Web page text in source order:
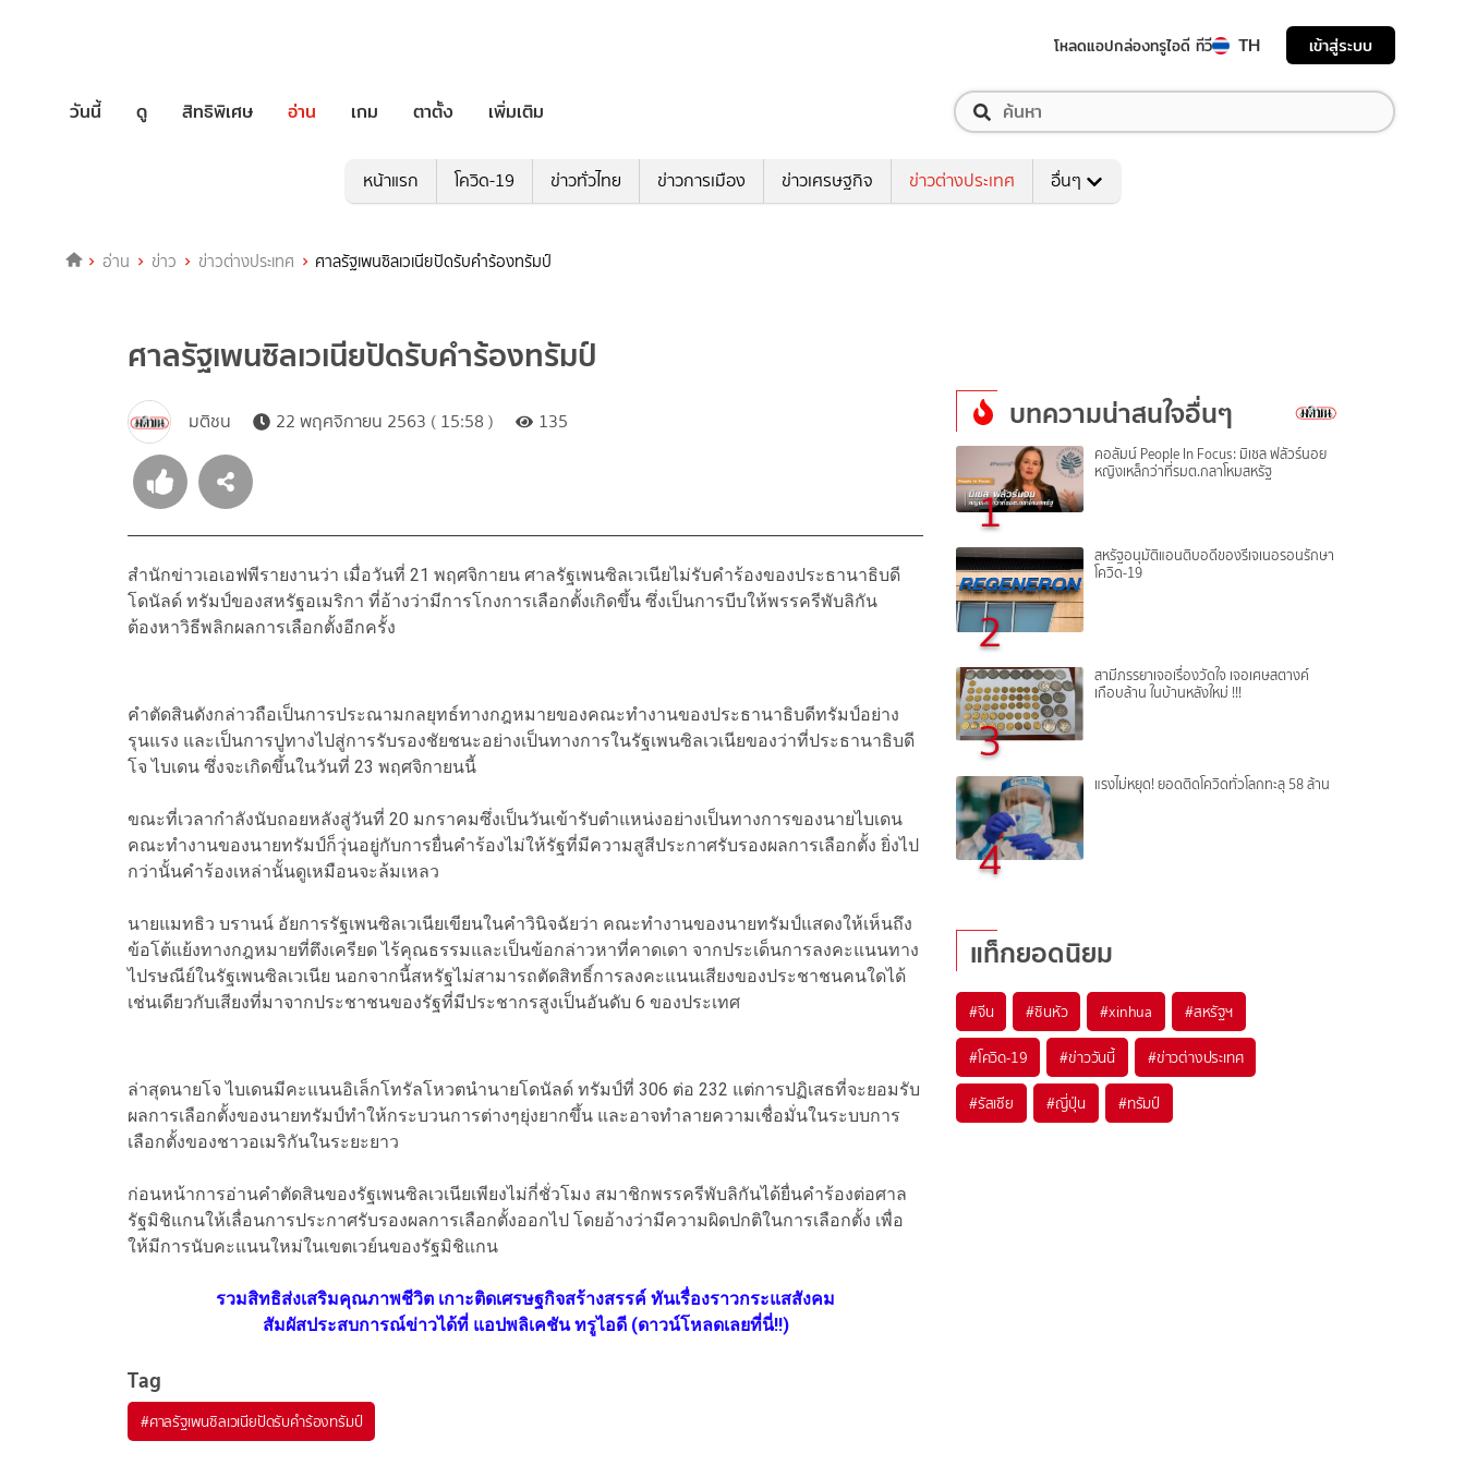
โหลดแอปกล่องทรูไอดี ทีวี TH เข้าสู่ระบบ
วันนี้ ดู สิทธิพิเศษ อ่าน เกม ตาตั้ง เพิ่มเติม
หน้าแรก โควิด-19 ข่าวทั่วไทย ข่าวการเมือง ข่าวเศรษฐกิจ ข่าวต่างประเทศ อื่นๆ
อ่าน ข่าว ข่าวต่างประเทศ ศาลรัฐเพนซิลเวเนียปัดรับคำร้องทรัมป์
ศาลรัฐเพนซิลเวเนียปัดรับคำร้องทรัมป์
มติชน 22 พฤศจิกายน 2563 ( 15:58 ) 135
สำนักข่าวเอเอฟพีรายงานว่า เมื่อวันที่ 21 พฤศจิกายน ศาลรัฐเพนซิลเวเนียไม่รับคำร้องของประธานาธิบดี
โดนัลด์ ทรัมป์ของสหรัฐอเมริกา ที่อ้างว่ามีการโกงการเลือกตั้งเกิดขึ้น ซึ่งเป็นการบีบให้พรรครีพับลิกัน
ต้องหาวิธีพลิกผลการเลือกตั้งอีกครั้ง
คำตัดสินดังกล่าวถือเป็นการประณามกลยุทธ์ทางกฎหมายของคณะทำงานของประธานาธิบดีทรัมป์อย่าง
รุนแรง และเป็นการปูทางไปสู่การรับรองชัยชนะอย่างเป็นทางการในรัฐเพนซิลเวเนียของว่าที่ประธานาธิบดี
โจ ไบเดน ซึ่งจะเกิดขึ้นในวันที่ 23 พฤศจิกายนนี้
ขณะที่เวลากำลังนับถอยหลังสู่วันที่ 20 มกราคมซึ่งเป็นวันเข้ารับตำแหน่งอย่างเป็นทางการของนายไบเดน
คณะทำงานของนายทรัมป์ก็วุ่นอยู่กับการยื่นคำร้องไม่ให้รัฐที่มีความสูสีประกาศรับรองผลการเลือกตั้ง ยิ่งไป
กว่านั้นคำร้องเหล่านั้นดูเหมือนจะล้มเหลว
นายแมทธิว บรานน์ อัยการรัฐเพนซิลเวเนียเขียนในคำวินิจฉัยว่า คณะทำงานของนายทรัมป์แสดงให้เห็นถึง
ข้อโต้แย้งทางกฎหมายที่ตึงเครียด ไร้คุณธรรมและเป็นข้อกล่าวหาที่คาดเดา จากประเด็นการลงคะแนนทาง
ไปรษณีย์ในรัฐเพนซิลเวเนีย นอกจากนี้สหรัฐไม่สามารถตัดสิทธิ์การลงคะแนนเสียงของประชาชนคนใดได้
เช่นเดียวกับเสียงที่มาจากประชาชนของรัฐที่มีประชากรสูงเป็นอันดับ 6 ของประเทศ
ล่าสุดนายโจ ไบเดนมีคะแนนอิเล็กโทรัลโหวตนำนายโดนัลด์ ทรัมป์ที่ 306 ต่อ 232 แต่การปฏิเสธที่จะยอมรับ
ผลการเลือกตั้งของนายทรัมป์ทำให้กระบวนการต่างๆยุ่งยากขึ้น และอาจทำลายความเชื่อมั่นในระบบการ
เลือกตั้งของชาวอเมริกันในระยะยาว
ก่อนหน้าการอ่านคำตัดสินของรัฐเพนซิลเวเนียเพียงไม่กี่ชั่วโมง สมาชิกพรรครีพับลิกันได้ยื่นคำร้องต่อศาล
รัฐมิชิแกนให้เลื่อนการประกาศรับรองผลการเลือกตั้งออกไป โดยอ้างว่ามีความผิดปกติในการเลือกตั้ง เพื่อ
ให้มีการนับคะแนนใหม่ในเขตเวย์นของรัฐมิชิแกน
รวมสิทธิส่งเสริมคุณภาพชีวิต เกาะติดเศรษฐกิจสร้างสรรค์ ทันเรื่องราวกระแสสังคม
สัมผัสประสบการณ์ข่าวได้ที่ แอปพลิเคชัน ทรูไอดี (ดาวน์โหลดเลยที่นี่!!)
Tag
#ศาลรัฐเพนซิลเวเนียปัดรับคำร้องทรัมป์
บทความน่าสนใจอื่นๆ
1
คอลัมน์ People In Focus: มิเชล ฟลัวร์นอย
หญิงเหล็กว่าที่รมต.กลาโหมสหรัฐ
2
สหรัฐอนุมัติแอนติบอดีของรีเจเนอรอนรักษา
โควิด-19
3
สามีภรรยาเจอเรื่องวัดใจ เจอเศษสตางค์
เกือบล้าน ในบ้านหลังใหม่ !!!
4
แรงไม่หยุด! ยอดติดโควิดทั่วโลกทะลุ 58 ล้าน
แท็กยอดนิยม
#จีน #ซินหัว #xinhua #สหรัฐฯ
#โควิด-19 #ข่าววันนี้ #ข่าวต่างประเทศ
#รัสเซีย #ญี่ปุ่น #ทรัมป์